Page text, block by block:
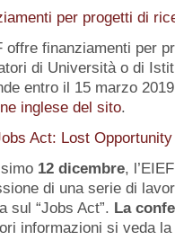
per progetti di
offre finanziamenti per
di Università o di
entro il 15 marzo
inglese del sito.
Act: Lost
12 dicembre,
di una serie di
sul “Jobs Act”. La
informazioni si veda la